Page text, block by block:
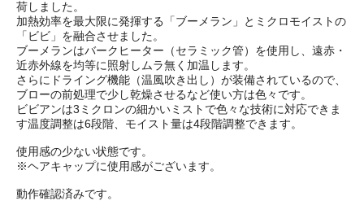
荷しました。
加熱効率を最大限に発揮する「ブーメラン」とミクロモイストの
「ビビ」を融合させました。
ブーメランはバークヒーター（セラミック管）を使用し、遠赤・
近赤外線を均等に照射しムラ無く加温します。
さらにドライング機能（温風吹き出し）が装備されているので、
ブローの前処理で少し乾燥させるなど使い方は色々です。
ビビアンは3ミクロンの細かいミストで色々な技術に対応できま
す温度調整は6段階、モイスト量は4段階調整できます。
使用感の少ない状態です。
※ヘアキャップに使用感がございます。
動作確認済みです。